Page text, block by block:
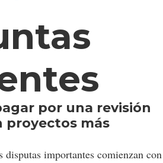
por una revisión
proyectos más
disputas importantes comienzan con